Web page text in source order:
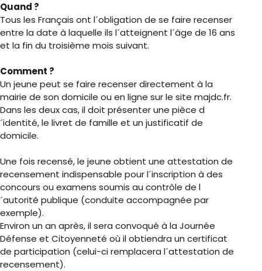
Quand ?
Tous les Français ont l´obligation de se faire recenser
entre la date à laquelle ils l´atteignent l´âge de 16 ans
et la fin du troisième mois suivant.
Comment ?
Un jeune peut se faire recenser directement à la
mairie de son domicile ou en ligne sur le site majdc.fr.
Dans les deux cas, il doit présenter une pièce d
´identité, le livret de famille et un justificatif de
domicile.
Une fois recensé, le jeune obtient une attestation de
recensement indispensable pour l´inscription à des
concours ou examens soumis au contrôle de l
´autorité publique (conduite accompagnée par
exemple).
Environ un an après, il sera convoqué à la Journée
Défense et Citoyenneté où il obtiendra un certificat
de participation (celui-ci remplacera l´attestation de
recensement).